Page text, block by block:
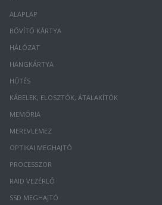
ALAPLAP
BŐVÍTŐ KÁRTYA
HÁLÓZAT
HANGKÁRTYA
HŰTÉS
KÁBELEK, ELOSZTÓK, ÁTALAKÍTÓK
MEMÓRIA
MEREVLEMEZ
OPTIKAI MEGHAJTÓ
PROCESSZOR
RAID VEZÉRLŐ
SSD MEGHAJTÓ